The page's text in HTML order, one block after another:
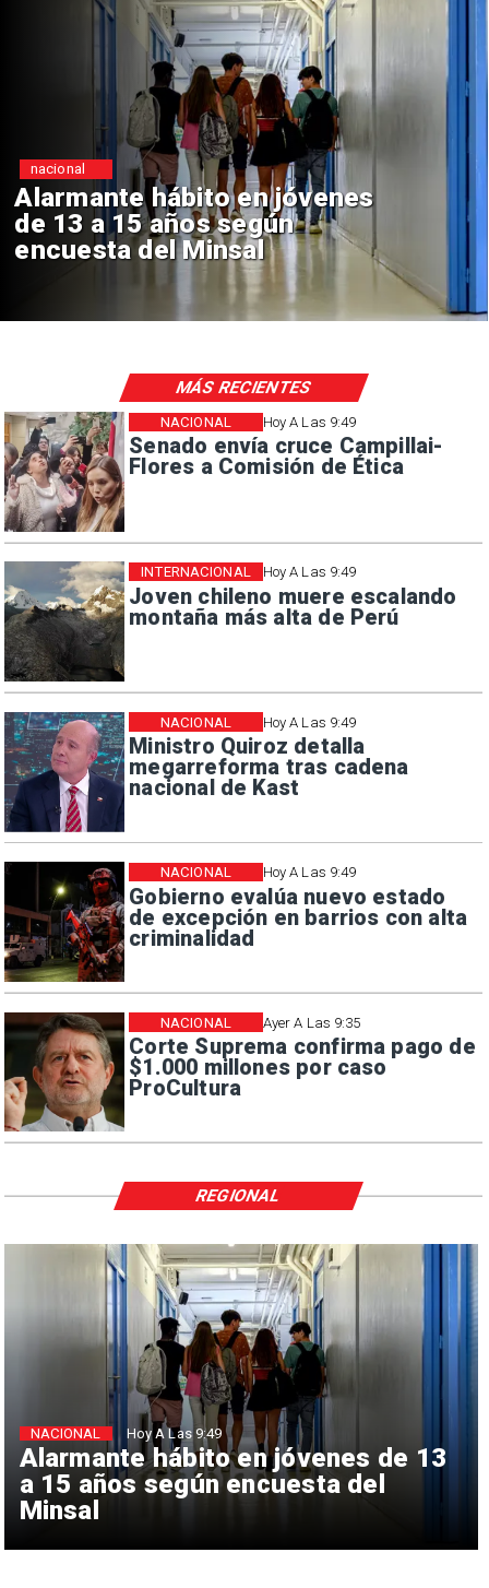
Aprueban creación
Sebastián Piñera
de $4 mil millones
Regiones
Hoy A Las 9:49
Senado envía cruce Campillai-
Flores a Comisión de Ética
NACIONAL
Hoy A Las 9:49
Joven chileno muere escalando
montaña más alta de Perú
INTERNACIONAL
Hoy A Las 9:49
Ministro Quiroz detalla
megarreforma tras cadena
nacional de Kast
NACIONAL
Hoy A Las 9:49
Gobierno evalúa nuevo estado
de excepción en barrios con alta
criminalidad
NACIONAL
Ayer A Las 9:35
Corte Suprema confirma pago de
$1.000 millones por caso
ProCultura
NACIONAL
MÁS RECIENTES
Alarmante hábito en jóvenes de 13
a 15 años según encuesta del
Minsal
NACIONAL Hoy A Las 9:49
REGIONAL